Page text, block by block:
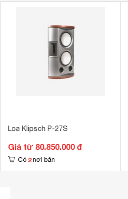
Loa Klipsch P-27S
Giá từ 80.850.000 đ
Có 2 nơi bán